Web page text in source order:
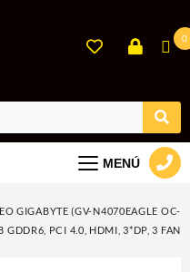
0
MENÚ
GIGABYTE (GV-N4070EAGLE OC-
GDDR6, PCI 4.0, HDMI, 3*DP, 3 FAN